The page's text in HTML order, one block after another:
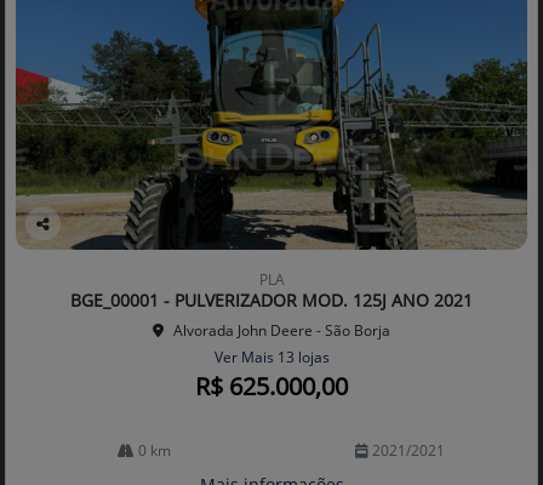
Co
PLA
BGE_00001 - PULVERIZADOR MOD. 125J ANO 2021
Alvorada John Deere - São Borja
Ver Mais 13 lojas
R$ 625.000,00
0 km 2021/2021